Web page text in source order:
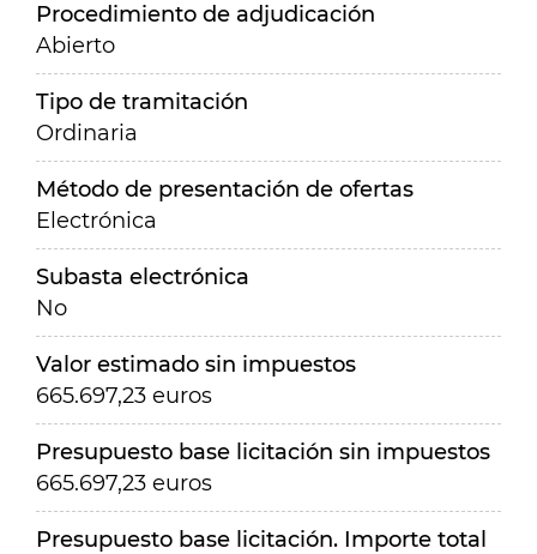
Procedimiento de adjudicación
Abierto
Tipo de tramitación
Ordinaria
Método de presentación de ofertas
Electrónica
Subasta electrónica
No
Valor estimado sin impuestos
665.697,23 euros
Presupuesto base licitación sin impuestos
665.697,23 euros
Presupuesto base licitación. Importe total